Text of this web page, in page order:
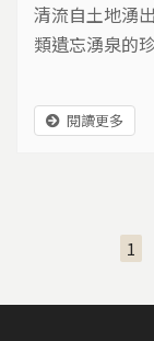
清流自土地湧
類遺忘湧泉的
閱讀更多
1